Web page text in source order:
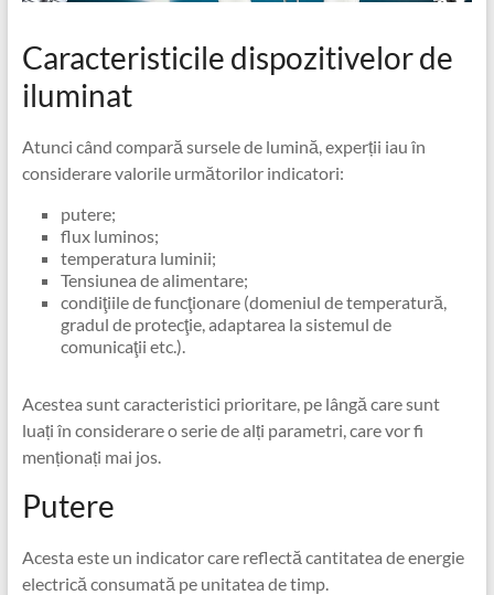
Caracteristicile dispozitivelor de
iluminat
Atunci când compară sursele de lumină, experții iau în
considerare valorile următorilor indicatori:
putere;
flux luminos;
temperatura luminii;
Tensiunea de alimentare;
condiţiile de funcţionare (domeniul de temperatură,
gradul de protecţie, adaptarea la sistemul de
comunicaţii etc.).
Acestea sunt caracteristici prioritare, pe lângă care sunt
luați în considerare o serie de alți parametri, care vor fi
menționați mai jos.
Putere
Acesta este un indicator care reflectă cantitatea de energie
electrică consumată pe unitatea de timp.